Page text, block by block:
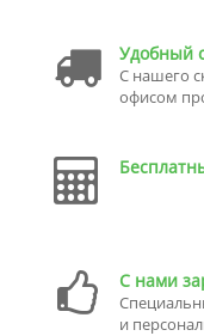
Удобный
С нашего
офисом
С нами
и